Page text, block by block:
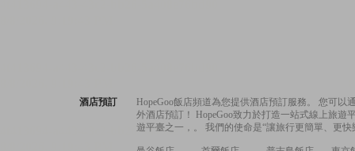
酒店預訂
HopeGoo飯店頻道為您提供酒店預訂服務。 您可
外酒店預訂！ HopeGoo致力於打造一站式線上旅
遊平臺之一，。 我們的使命是“讓旅行更簡單、更